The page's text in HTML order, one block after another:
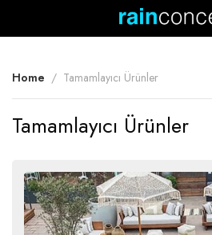
Home Tamamlayıcı Ürünler
Tamamlayıcı Ürünler